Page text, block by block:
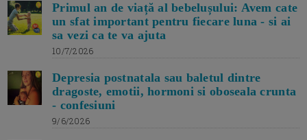
Primul an de viață al bebelușului: Avem cate
un sfat important pentru fiecare luna - si ai
sa vezi ca te va ajuta
10/7/2026
Depresia postnatala sau baletul dintre
dragoste, emotii, hormoni si oboseala crunta
- confesiuni
9/6/2026